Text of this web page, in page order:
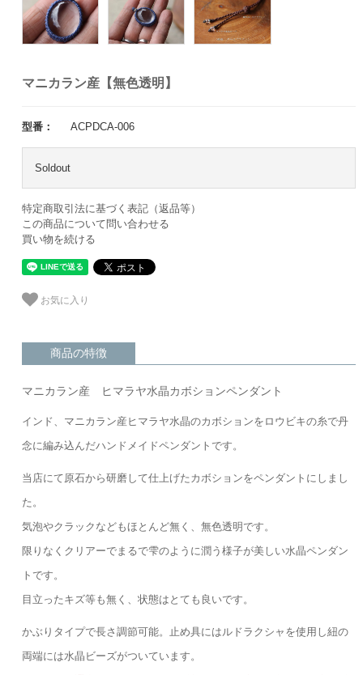
マニカラン産【無色透明】
型番： ACPDCA-006
Soldout
特定商取引法に基づく表記（返品等）
この商品について問い合わせる
買い物を続ける
お気に入り
商品の特徴
マニカラン産 ヒマラヤ水晶カボションペンダント
インド、マニカラン産ヒマラヤ水晶のカボションをロウビキの糸で丹
念に編み込んだハンドメイドペンダントです。
当店にて原石から研磨して仕上げたカボションをペンダントにしまし
た。
気泡やクラックなどもほとんど無く、無色透明です。
限りなくクリアーでまるで雫のように潤う様子が美しい水晶ペンダン
トです。
目立ったキズ等も無く、状態はとても良いです。
かぶりタイプで長さ調節可能。止め具にはルドラクシャを使用し紐の
両端には水晶ビーズがついています。